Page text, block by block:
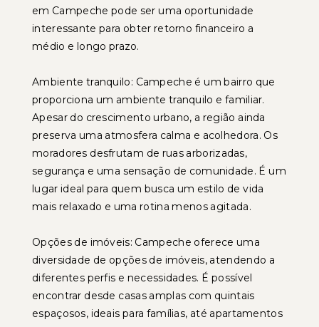
em Campeche pode ser uma oportunidade
interessante para obter retorno financeiro a
médio e longo prazo.
Ambiente tranquilo: Campeche é um bairro que
proporciona um ambiente tranquilo e familiar.
Apesar do crescimento urbano, a região ainda
preserva uma atmosfera calma e acolhedora. Os
moradores desfrutam de ruas arborizadas,
segurança e uma sensação de comunidade. É um
lugar ideal para quem busca um estilo de vida
mais relaxado e uma rotina menos agitada.
Opções de imóveis: Campeche oferece uma
diversidade de opções de imóveis, atendendo a
diferentes perfis e necessidades. É possível
encontrar desde casas amplas com quintais
espaçosos, ideais para famílias, até apartamentos